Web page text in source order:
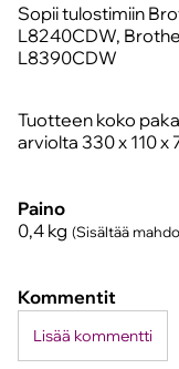
Sopii tulostimiin
L8240CDW,
L8390CDW
Tuotteen koko
arviolta 330 x 110 x
Paino
0,4 kg (Sisältää
Kommentit
Lisää kommentti